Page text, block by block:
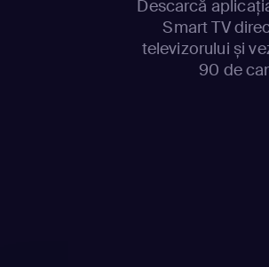
Descarcă
Smart TV
televizorului și
90 de